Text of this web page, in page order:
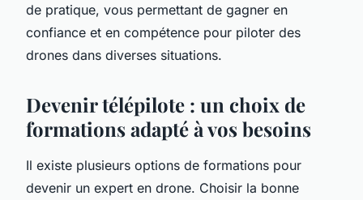
de pratique, vous permettant de gagner en
confiance et en compétence pour piloter des
drones dans diverses situations.
Devenir télépilote : un choix de
formations adapté à vos besoins
Il existe plusieurs options de formations pour
devenir un expert en drone. Choisir la bonne